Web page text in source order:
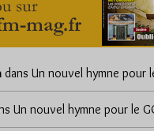
dans Un nouvel hymne pour
Un nouvel hymne pour le